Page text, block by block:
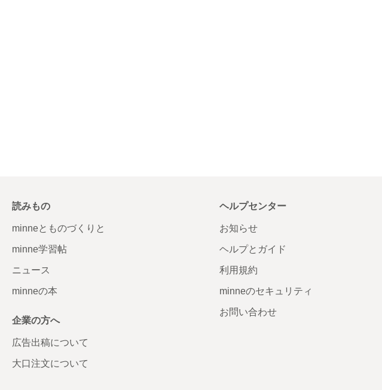
読みもの
minneとものづくりと
minne学習帖
ニュース
minneの本
企業の方へ
広告出稿について
大口注文について
ヘルプセンター
お知らせ
ヘルプとガイド
利用規約
minneのセキュリティ
お問い合わせ